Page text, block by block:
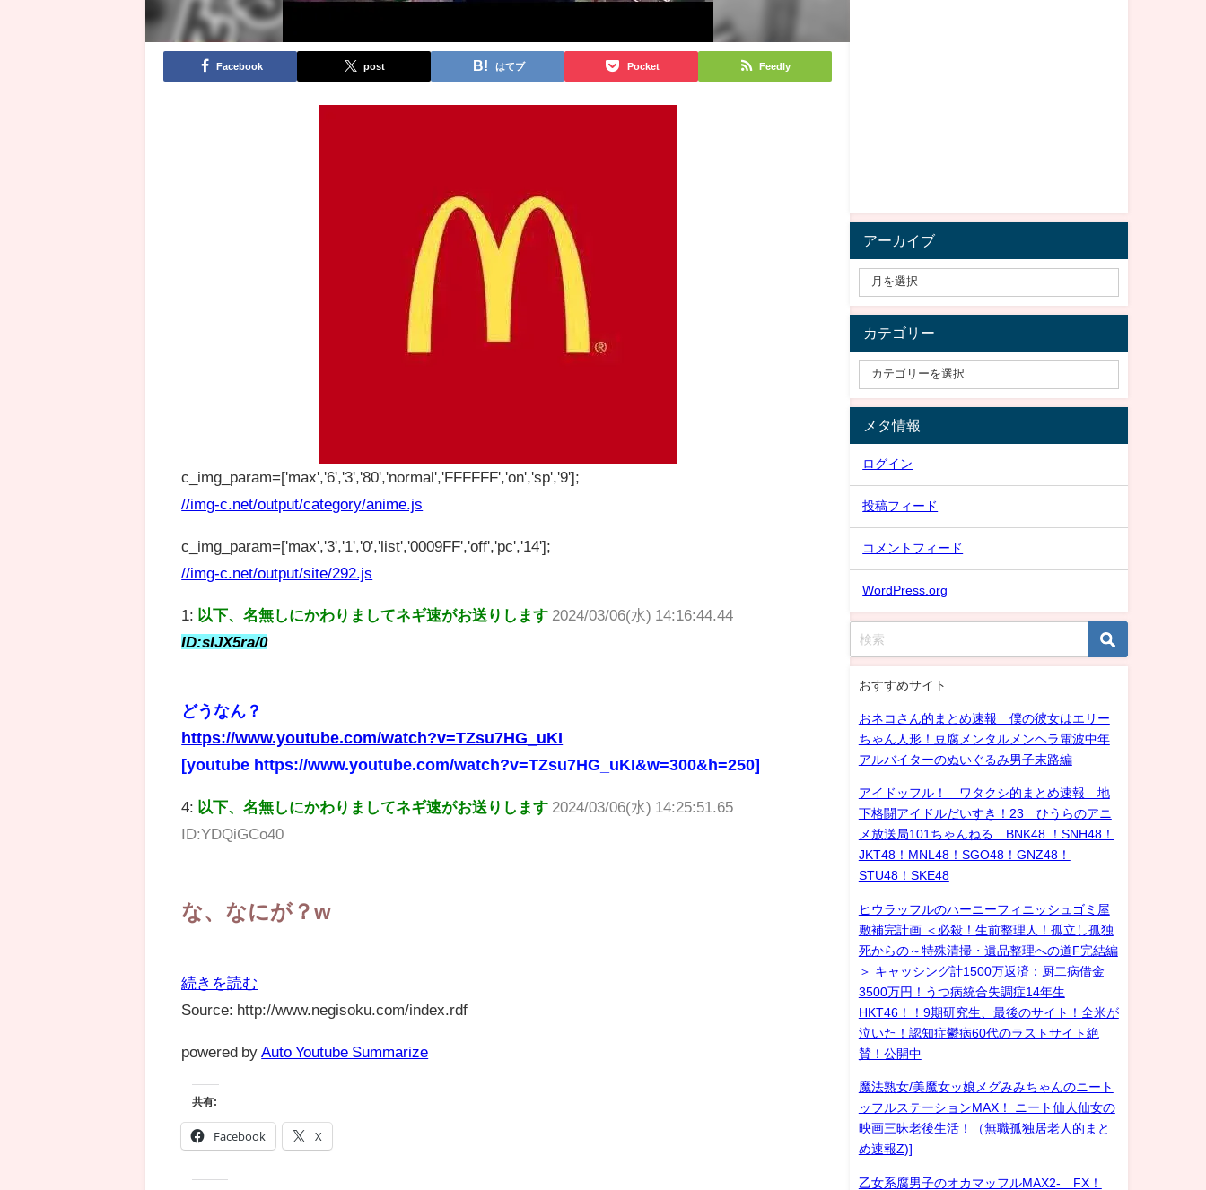
Facebook post はてブ Pocket Feedly
c_img_param=['max','6','3','80','normal','FFFFFF','on','sp','9'];
//img-c.net/output/category/anime.js
c_img_param=['max','3','1','0','list','0009FF','off','pc','14'];
//img-c.net/output/site/292.js
1: 以下、名無しにかわりましてネギ速がお送りします 2024/03/06(水) 14:16:44.44
ID:sIJX5ra/0
どうなん？
https://www.youtube.com/watch?v=TZsu7HG_uKI
[youtube https://www.youtube.com/watch?v=TZsu7HG_uKI&w=300&h=250]
4: 以下、名無しにかわりましてネギ速がお送りします 2024/03/06(水) 14:25:51.65
ID:YDQiGCo40
な、なにが？w
続きを読む
Source: http://www.negisoku.com/index.rdf
powered by Auto Youtube Summarize
共有:
Facebook X
アーカイブ
カテゴリー
メタ情報
ログイン
投稿フィード
コメントフィード
WordPress.org
おすすめサイト
おネコさん的まとめ速報 僕の彼女はエリー
ちゃん人形！豆腐メンタルメンヘラ電波中年
アルバイターのぬいぐるみ男子末路編
アイドッフル！ ワタクシ的まとめ速報 地
下格闘アイドルだいすき！23 ひうらのアニ
メ放送局101ちゃんねる BNK48 ！SNH48！
JKT48！MNL48！SGO48！GNZ48！
STU48！SKE48
ヒウラッフルのハーニーフィニッシュゴミ屋
敷補完計画 ＜必殺！生前整理人！孤立し孤独
死からの～特殊清掃・遺品整理への道F完結編
＞ キャッシング計1500万返済：厨二病借金
3500万円！うつ病統合失調症14年生
HKT46！！9期研究生、最後のサイト！全米が
泣いた！認知症鬱病60代のラストサイト絶
賛！公開中
魔法熟女/美魔女ッ娘メグみみちゃんのニート
ッフルステーションMAX！ ニート仙人仙女の
映画三昧老後生活！（無職孤独居老人的まと
め速報Z)]
乙女系腐男子のオカマッフルMAX2- FX！